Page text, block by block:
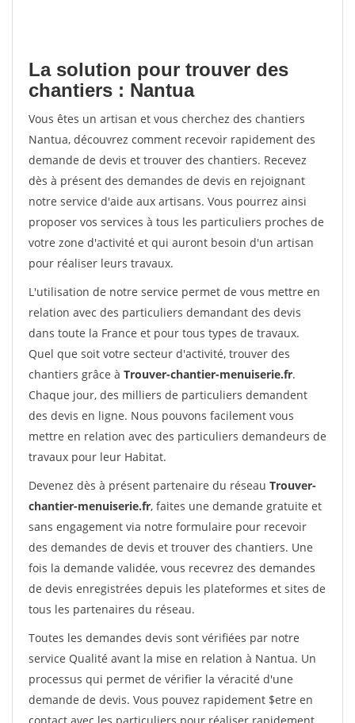
La solution pour trouver des
chantiers : Nantua
Vous êtes un artisan et vous cherchez des chantiers
Nantua, découvrez comment recevoir rapidement des
demande de devis et trouver des chantiers. Recevez
dès à présent des demandes de devis en rejoignant
notre service d'aide aux artisans. Vous pourrez ainsi
proposer vos services à tous les particuliers proches de
votre zone d'activité et qui auront besoin d'un artisan
pour réaliser leurs travaux.
L'utilisation de notre service permet de vous mettre en
relation avec des particuliers demandant des devis
dans toute la France et pour tous types de travaux.
Quel que soit votre secteur d'activité, trouver des
chantiers grâce à Trouver-chantier-menuiserie.fr.
Chaque jour, des milliers de particuliers demandent
des devis en ligne. Nous pouvons facilement vous
mettre en relation avec des particuliers demandeurs de
travaux pour leur Habitat.
Devenez dès à présent partenaire du réseau Trouver-
chantier-menuiserie.fr, faites une demande gratuite et
sans engagement via notre formulaire pour recevoir
des demandes de devis et trouver des chantiers. Une
fois la demande validée, vous recevrez des demandes
de devis enregistrées depuis les plateformes et sites de
tous les partenaires du réseau.
Toutes les demandes devis sont vérifiées par notre
service Qualité avant la mise en relation à Nantua. Un
processus qui permet de vérifier la véracité d'une
demande de devis. Vous pouvez rapidement $etre en